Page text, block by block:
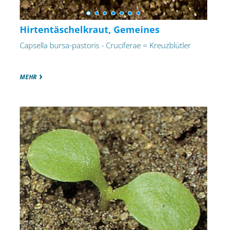
Hirtentäschelkraut, Gemeines
Capsella bursa-pastoris - Cruciferae = Kreuzblütler
MEHR